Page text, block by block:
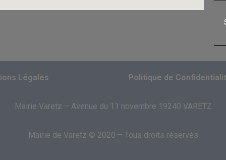
Légales Politique de
Mairie Varetz – Avenue du 11 novembre 19240 VARETZ
Mairie de Varetz © 2020 – Tous droits réservés